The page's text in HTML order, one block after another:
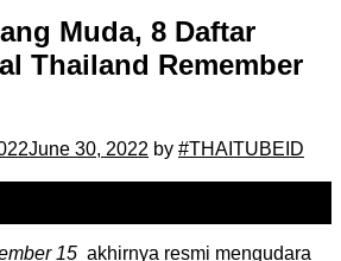
Muda, 8 Daftar
Thailand Remember
June 30, 2022 by #THAITUBEID
15 akhirnya resmi mengudara